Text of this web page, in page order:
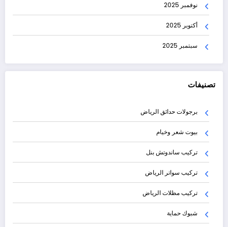
نوفمبر 2025
أكتوبر 2025
سبتمبر 2025
تصنيفات
برجولات حدائق الرياض
بيوت شعر وخيام
تركيب ساندوتش بنل
تركيب سواتر الرياض
تركيب مظلات الرياض
شبوك حماية